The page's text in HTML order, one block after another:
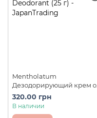
Mentholatum
Дезодорирующий крем от
запаха пота Rohto Reflare
Deodorant (25 г)
320.00 грн
В наличии